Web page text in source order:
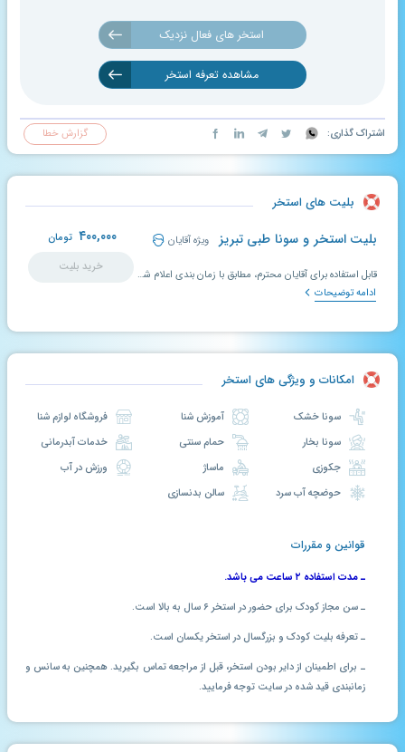
استخر های فعال نزدیک
مشاهده تعرفه استخر
اشتراک گذاری: گزارش خطا
بلیت های استخر
بلیت استخر و سونا طبی تبریز ویژه آقایان ۴۰۰,۰۰۰ تومان
خرید بلیت
قابل استفاده برای آقایان محترم، مطابق با زمان بندی اعلام شده در سایت استخریار
ادامه توضیحات
امکانات و ویژگی های استخر
سونا خشک
سونا بخار
جکوزی
حوضچه آب سرد
آموزش شنا
حمام سنتی
سالن بدنسازی
فروشگاه لوازم شنا
خدمات آبدرمانی
قوانین و مقررات
ـ مدت استفاده ۲ ساعت می باشد.
ـ سن مجاز کودک برای حضور در استخر ۶ سال به بالا است.
ـ تعرفه بلیت کودک و بزرگسال در استخر یکسان است.
ـ برای اطمینان از دایر بودن استخر، قبل از مراجعه تماس بگیرید. همچنین به سانس و
زمانبندی قید شده در سایت توجه فرمایید.